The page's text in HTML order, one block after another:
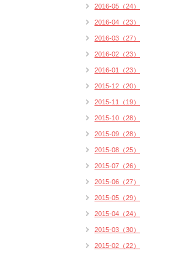
2016-05（24）
2016-04（23）
2016-03（27）
2016-02（23）
2016-01（23）
2015-12（20）
2015-11（19）
2015-10（28）
2015-09（28）
2015-08（25）
2015-07（26）
2015-06（27）
2015-05（29）
2015-04（24）
2015-03（30）
2015-02（22）